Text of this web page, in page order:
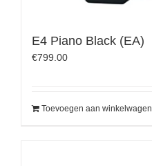
E4 Piano Black (EA)
€799.00
Toevoegen aan winkelwagen